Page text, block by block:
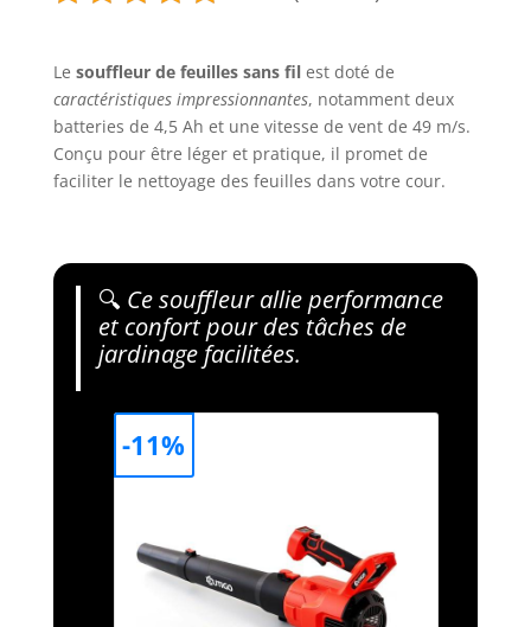
Le souffleur de feuilles sans filest doté de
caractéristiques impressionnantes, notamment deux
batteries de 4,5 Ah et une vitesse de vent de 49 m/s.
Conçu pour être léger et pratique, il promet de
faciliter le nettoyage des feuilles dans votre cour.
🔍 Ce souffleur allie performance
et confort pour des tâches de
jardinage facilitées.
-11%